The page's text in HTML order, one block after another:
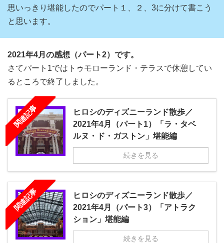
思いっきり堪能したのでパート１、２、3に分けて書こう
と思います。
2021年4月の感想（パート2）です。
さてパート1ではトゥモローランド・テラスで休憩してい
るところで終了しました。
関連記事
ヒロシのディズニーランド散歩／
2021年4月（パート1）「ラ・タベ
ルヌ・ド・ガストン」堪能編
続きを見る
関連記事
ヒロシのディズニーランド散歩／
2021年4月（パート3）「アトラク
ション」堪能編
続きを見る